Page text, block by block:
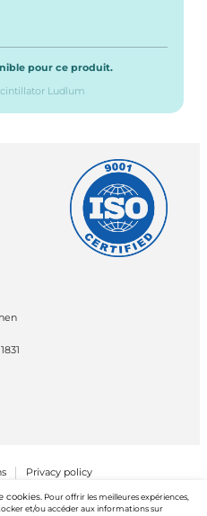
pour ce produit.
Ludlum
Privacy policy
droits réservés
cookies. Pour offrir les meilleures expériences,
et/ou accéder aux informations sur